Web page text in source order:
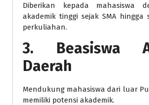
Diberikan kepada mahasiswa
akademik tinggi sejak SMA hingga
perkuliahan.
3. Beasiswa
Daerah
Mendukung mahasiswa dari luar
memiliki potensi akademik.